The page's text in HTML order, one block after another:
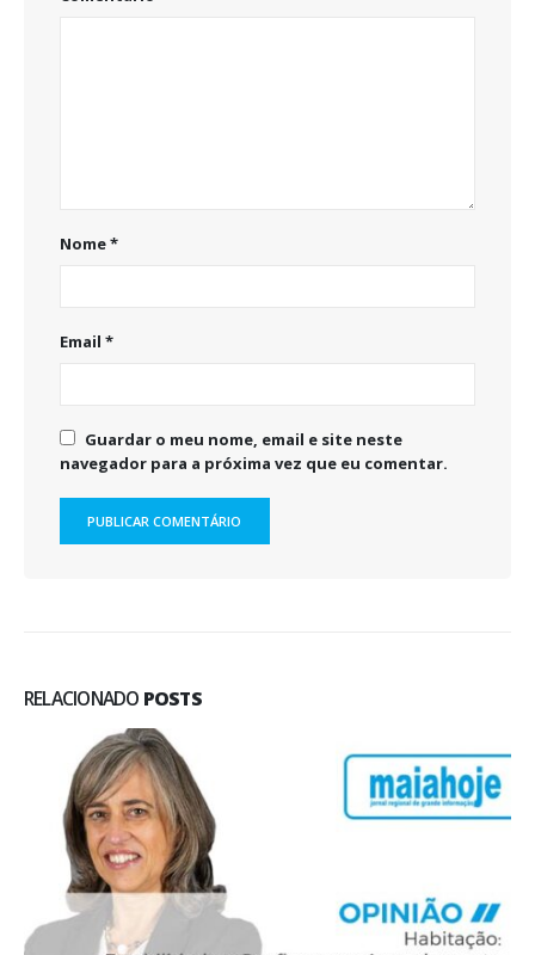
Nome*
Email *
Guardar o meu nome, email e site neste
navegador para a próxima vez que eu comentar.
RELACIONADO POSTS